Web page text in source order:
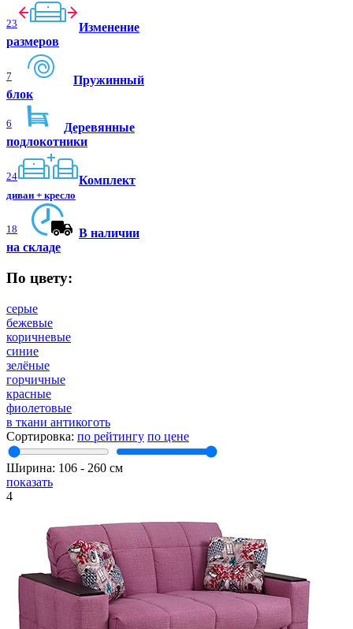
23
Изменение
размеров
7
Пружинный
блок
6
Деревянные
подлокотники
24 Комплект
диван + кресло
18
В наличии
на складе
По цвету:
серые
бежевые
коричневые
синие
зелёные
горчичные
красные
фиолетовые
в ткани антикоготь
Сортировка: по рейтингу по цене
Ширина: 106 ‐ 260 см
показать
4